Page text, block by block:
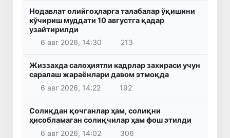
Нодавлат олийгоҳларга талабалар ўқишини
кўчириш муддати 10 августга қадар
узайтирилди
6 авг 2026, 14:30
213
Жиззахда салоҳиятли кадрлар захираси учун
саралаш жараёнлари давом этмоқда
6 авг 2026, 14:22
192
Солиқдан қочганлар ҳам, солиқни
ҳисобламаган солиқчилар ҳам фош этилди
6 авг 2026, 14:02
306